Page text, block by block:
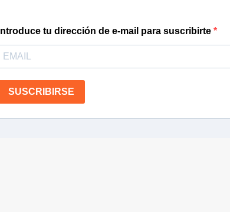
Introduce tu dirección de e-mail para suscribirte
SUSCRIBIRSE